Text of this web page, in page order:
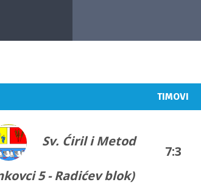
TIMOVI
Sv. Ćiril i Metod
5 - Radićev blok)
7:3